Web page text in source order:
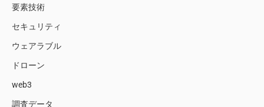
要素技術
セキュリティ
ウェアラブル
ドローン
web3
調査データ